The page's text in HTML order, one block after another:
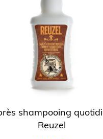
shampooing
Reuzel